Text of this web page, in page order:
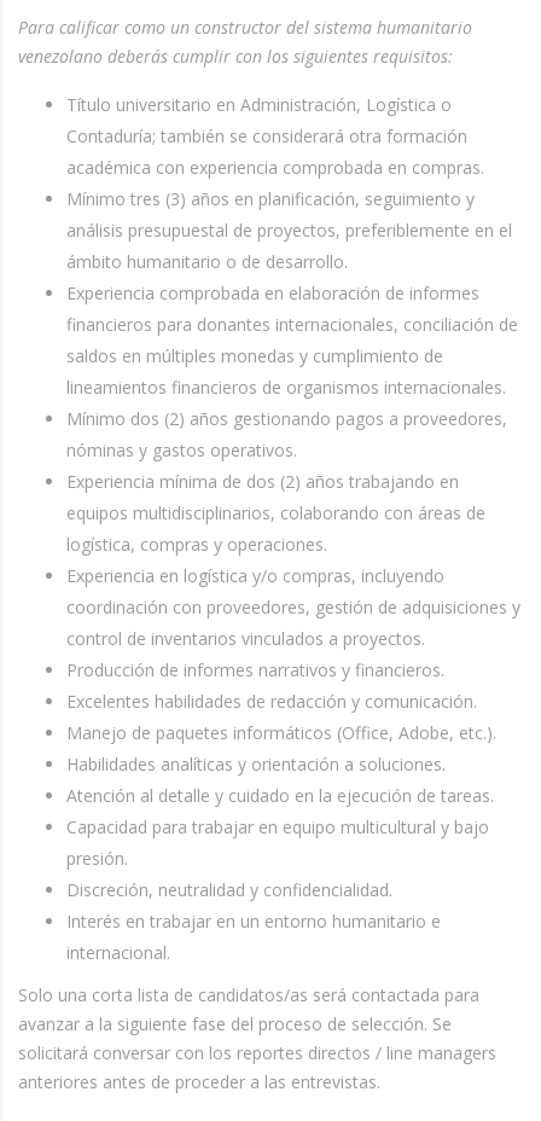
Para calificar como un constructor del sistema humanitario
venezolano deberás cumplir con los siguientes requisitos:
Título universitario en Administración, Logística o
Contaduría; también se considerará otra formación
académica con experiencia comprobada en compras.
Mínimo tres (3) años en planificación, seguimiento y
análisis presupuestal de proyectos, preferiblemente en el
ámbito humanitario o de desarrollo.
Experiencia comprobada en elaboración de informes
financieros para donantes internacionales, conciliación de
saldos en múltiples monedas y cumplimiento de
lineamientos financieros de organismos internacionales.
Mínimo dos (2) años gestionando pagos a proveedores,
nóminas y gastos operativos.
Experiencia mínima de dos (2) años trabajando en
equipos multidisciplinarios, colaborando con áreas de
logística, compras y operaciones.
Experiencia en logística y/o compras, incluyendo
coordinación con proveedores, gestión de adquisiciones y
control de inventarios vinculados a proyectos.
Producción de informes narrativos y financieros.
Excelentes habilidades de redacción y comunicación.
Manejo de paquetes informáticos (Office, Adobe, etc.).
Habilidades analíticas y orientación a soluciones.
Atención al detalle y cuidado en la ejecución de tareas.
Capacidad para trabajar en equipo multicultural y bajo
presión.
Discreción, neutralidad y confidencialidad.
Interés en trabajar en un entorno humanitario e
internacional.
Solo una corta lista de candidatos/as será contactada para
avanzar a la siguiente fase del proceso de selección. Se
solicitará conversar con los reportes directos / line managers
anteriores antes de proceder a las entrevistas.